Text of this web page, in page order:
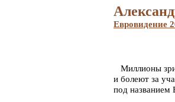
Евровидение
Миллионы
и болеют за
под названием